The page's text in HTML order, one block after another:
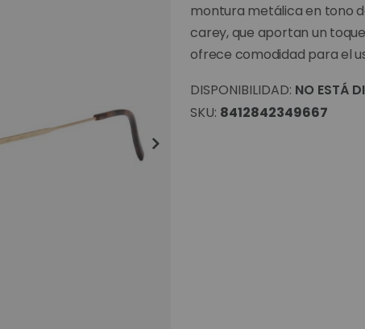
montura metálica en tono
carey, que aportan un
ofrece comodidad para el
DISPONIBILIDAD: NO ESTÁ
SKU 8412842349667